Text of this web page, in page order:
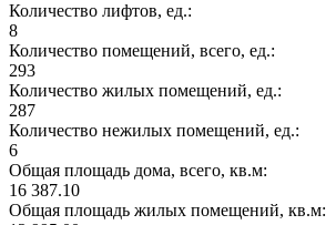
Количество лифтов, ед.:
8
Количество помещений, всего, ед.:
293
Количество жилых помещений, ед.:
287
Количество нежилых помещений, ед.:
6
Общая площадь дома, всего, кв.м:
16 387.10
Общая площадь жилых помещений, кв.м: